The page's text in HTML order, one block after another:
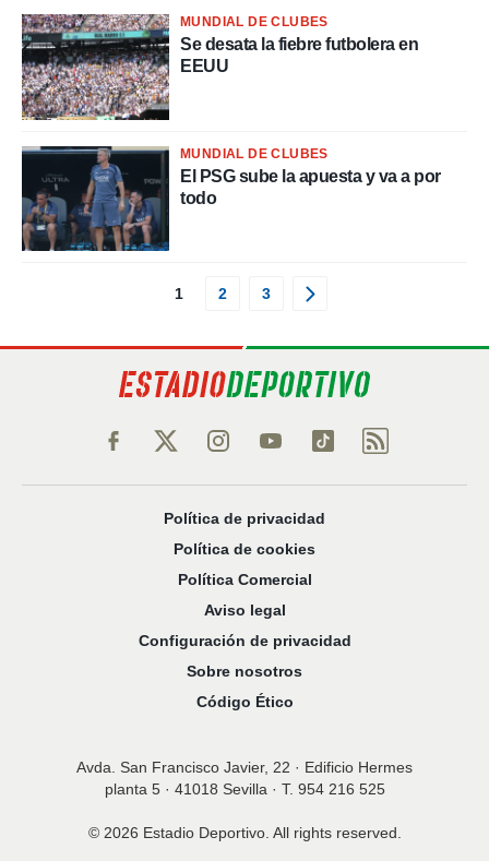
MUNDIAL DE CLUBES
Se desata la fiebre futbolera en
EEUU
MUNDIAL DE CLUBES
El PSG sube la apuesta y va a por
todo
1 2 3
Política de privacidad
Política de cookies
Política Comercial
Aviso legal
Configuración de privacidad
Sobre nosotros
Código Ético
Avda. San Francisco Javier, 22 · Edificio Hermes
planta 5 · 41018 Sevilla · T. 954 216 525
© 2026 Estadio Deportivo. All rights reserved.